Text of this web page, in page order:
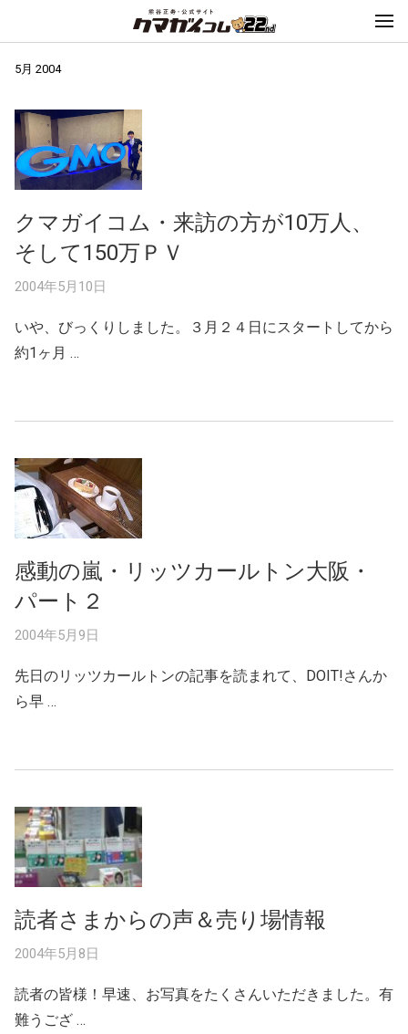
5月 2004
クマガイコム・来訪の方が10万人、
そして150万ＰＶ
2004年5月10日
いや、びっくりしました。３月２４日にスタートしてから
約1ヶ月 …
感動の嵐・リッツカールトン大阪・
パート２
2004年5月9日
先日のリッツカールトンの記事を読まれて、DOIT!さんか
ら早 …
読者さまからの声＆売り場情報
2004年5月8日
読者の皆様！早速、お写真をたくさんいただきました。有
難うござ …